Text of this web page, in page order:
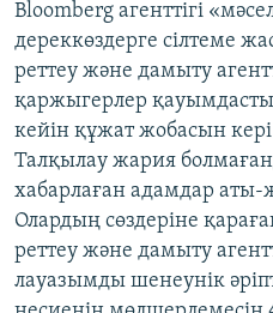
Bloomberg агенттігі
дереккөздерге сілтеме
реттеу және дамыту
қаржыгерлер
кейін құжат жобасын
Талқылау жария
хабарлаған адамдар аты-
Олардың сөздеріне
реттеу және дамыту
лауазымды шенеунік